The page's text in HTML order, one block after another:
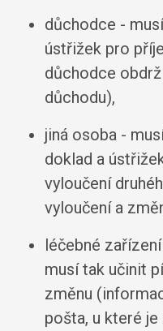
důchodce -
ústřižek pro
důchodce
důchodu),
jiná osoba -
doklad a
vyloučení
vyloučení a
léčebné
musí tak učinit
změnu
pošta, u které